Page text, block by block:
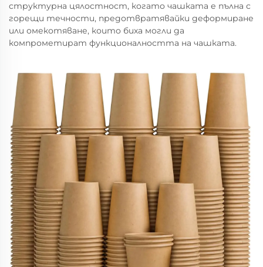
структурна цялостност, когато чашката е пълна с
горещи течности, предотвратявайки деформиране
или омекотяване, които биха могли да
компрометират функционалността на чашката.